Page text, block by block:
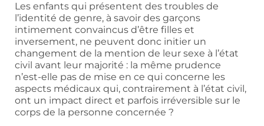
Les enfants qui présentent des troubles de
l’identité de genre, à savoir des garçons
intimement convaincus d’être filles et
inversement, ne peuvent donc initier un
changement de la mention de leur sexe à l’état
civil avant leur majorité : la même prudence
n’est-elle pas de mise en ce qui concerne les
aspects médicaux qui, contrairement à l’état civil,
ont un impact direct et parfois irréversible sur le
corps de la personne concernée ?